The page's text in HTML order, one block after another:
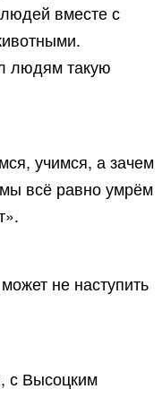
вместе с
людям такую
учимся, а зачем
всё равно умрём
не наступить
с Высоцким